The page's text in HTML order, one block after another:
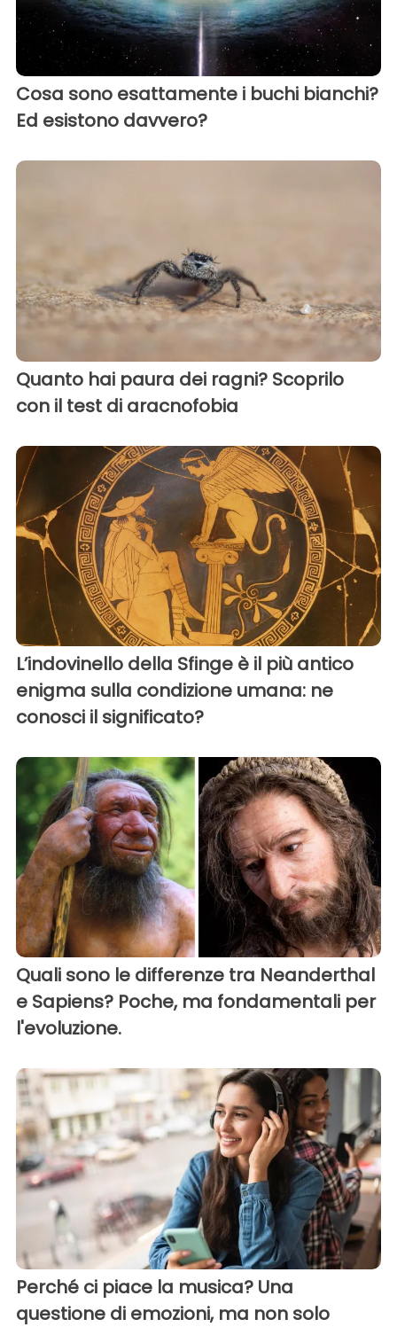
Cosa sono esattamente i buchi bianchi?
Ed esistono davvero?
Quanto hai paura dei ragni? Scoprilo
con il test di aracnofobia
L’indovinello della Sfinge è il più antico
enigma sulla condizione umana: ne
conosci il significato?
Quali sono le differenze tra Neanderthal
e Sapiens? Poche, ma fondamentali per
l'evoluzione.
Perché ci piace la musica? Una
questione di emozioni, ma non solo